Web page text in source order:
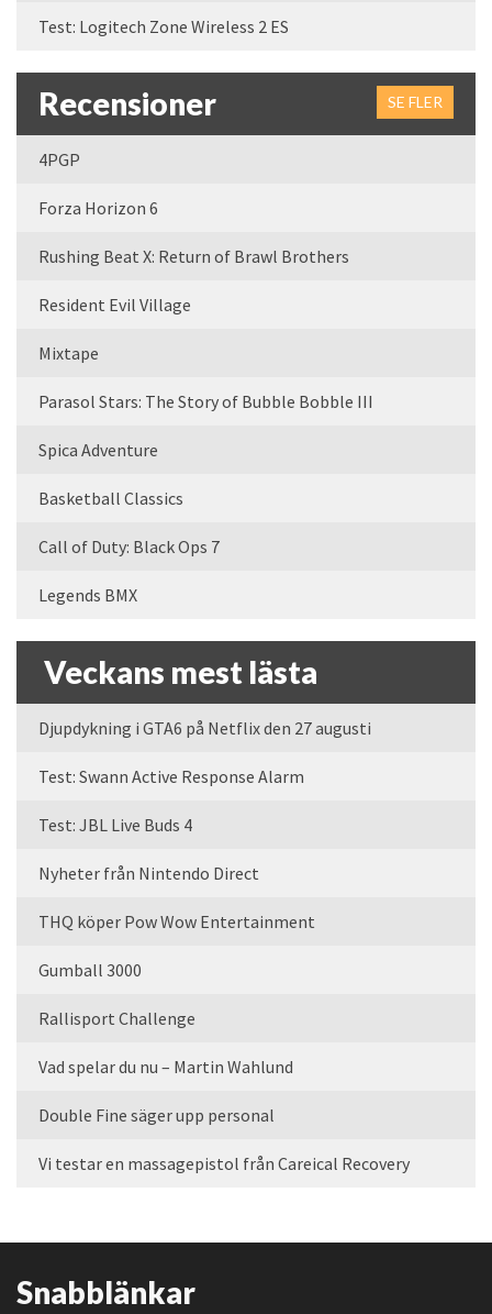
Test: Logitech Zone Wireless 2 ES
Recensioner SE FLER
4PGP
Forza Horizon 6
Rushing Beat X: Return of Brawl Brothers
Resident Evil Village
Mixtape
Parasol Stars: The Story of Bubble Bobble III
Spica Adventure
Basketball Classics
Call of Duty: Black Ops 7
Legends BMX
Veckans mest lästa
Djupdykning i GTA6 på Netflix den 27 augusti
Test: Swann Active Response Alarm
Test: JBL Live Buds 4
Nyheter från Nintendo Direct
THQ köper Pow Wow Entertainment
Gumball 3000
Rallisport Challenge
Vad spelar du nu – Martin Wahlund
Double Fine säger upp personal
Vi testar en massagepistol från Careical Recovery
Snabblänkar